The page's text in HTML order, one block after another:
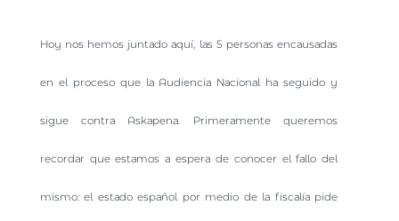
Hoy nos hemos juntado aquí, las 5 personas encausadas
en el proceso que la Audiencia Nacional ha seguido y
sigue contra Askapena. Primeramente queremos
recordar que estamos a espera de conocer el fallo del
mismo: el estado español por medio de la fiscalía pide